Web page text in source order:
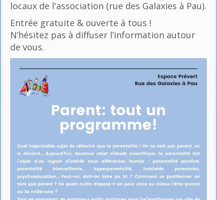
locaux de l'association (rue des Galaxies à Pau).
Entrée gratuite & ouverte à tous !
N’hésitez pas à diffuser l’information autour
de vous.